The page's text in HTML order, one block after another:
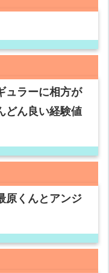
ュラーに相方が
どん良い経験値
原くんとアンジ